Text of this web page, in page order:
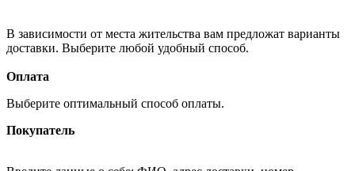
В зависимости от места жительства вам предложат варианты
доставки. Выберите любой удобный способ.
Оплата
Выберите оптимальный способ оплаты.
Покупатель